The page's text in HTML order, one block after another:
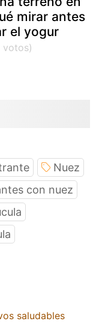
mirar antes
el yogur
Nuez
con nuez
saludables